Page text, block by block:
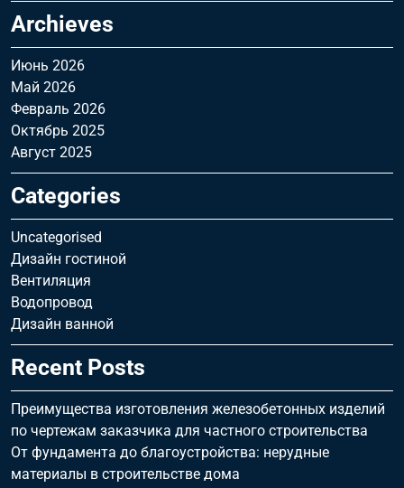
Archieves
Июнь 2026
Май 2026
Февраль 2026
Октябрь 2025
Август 2025
Categories
Uncategorised
Дизайн гостиной
Вентиляция
Водопровод
Дизайн ванной
Recent Posts
Преимущества изготовления железобетонных изделий
по чертежам заказчика для частного строительства
От фундамента до благоустройства: нерудные
материалы в строительстве дома